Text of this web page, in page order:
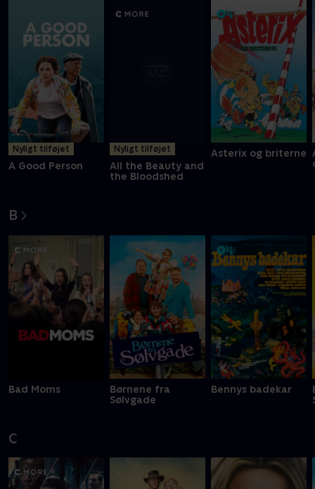
Nyligt tilføjet
A Good Person
Nyligt tilføjet
All the Beauty and
the Bloodshed
Asterix og briterne
B
Bad Moms
Børnene fra
Sølvgade
Bennys badekar
C